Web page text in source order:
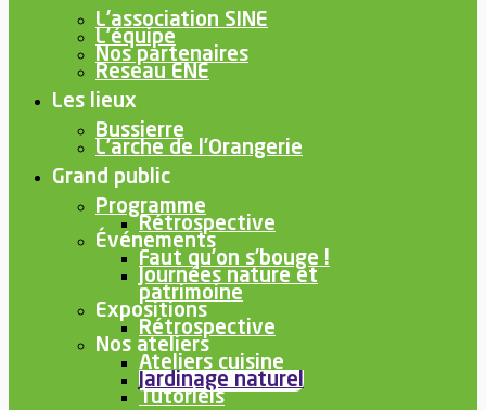
L’association SINE
L’équipe
Nos partenaires
Reseau ENE
Les lieux
Bussierre
L’arche de l’Orangerie
Grand public
Programme
Rétrospective
Événements
Faut qu’on s’bouge !
Journées nature et
patrimoine
Expositions
Rétrospective
Nos ateliers
Ateliers cuisine
Jardinage naturel
Tutoriels